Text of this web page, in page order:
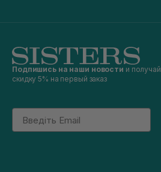
Подпишись на наши новости и получай
скидку 5% на первый заказ
Email